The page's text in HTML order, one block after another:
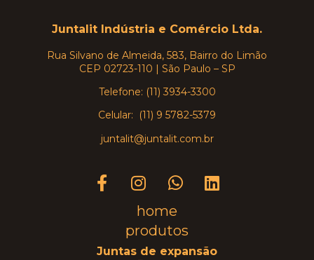
Juntalit Indústria e Comércio Ltda.
Rua Silvano de Almeida, 583, Bairro do Limão
CEP 02723-110 | São Paulo – SP
Telefone: (11) 3934-3300
Celular: (11) 9 5782-5379
juntalit@juntalit.com.br
home
produtos
Juntas de expansão